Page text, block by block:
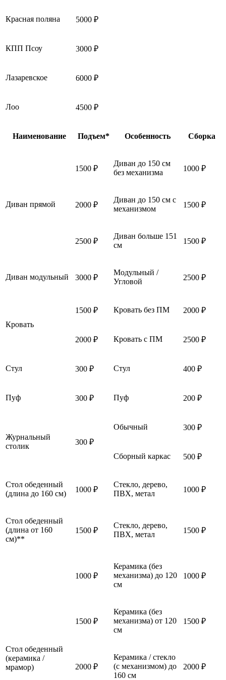
Красная поляна 5000 ₽
КПП Псоу 3000 ₽
Лазаревское 6000 ₽
Лоо 4500 ₽
Наименование Подъем* Особенность Сборка
Диван прямой
1500 ₽
Диван до 150 см
без механизма
1000 ₽
2000 ₽
Диван до 150 см с
механизмом
1500 ₽
2500 ₽
Диван больше 151
см
1500 ₽
Диван модульный 3000 ₽
Модульный /
Угловой
2500 ₽
Кровать
1500 ₽ Кровать без ПМ 2000 ₽
2000 ₽ Кровать с ПМ 2500 ₽
Стул 300 ₽ Стул 400 ₽
Пуф 300 ₽ Пуф 200 ₽
Журнальный
столик
300 ₽
Обычный 300 ₽
Сборный каркас 500 ₽
Стол обеденный
(длина до 160 см)
1000 ₽
Стекло, дерево,
ПВХ, метал
1000 ₽
Стол обеденный
(длина от 160
см)**
1500 ₽
Стекло, дерево,
ПВХ, метал
1500 ₽
Стол обеденный
(керамика /
мрамор)
1000 ₽
Керамика (без
механизма) до 120
см
1000 ₽
1500 ₽
Керамика (без
механизма) от 120
см
1500 ₽
2000 ₽
Керамика / стекло
(с механизмом) до
160 см
2000 ₽